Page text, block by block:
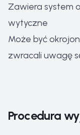
Zawiera system
wytyczne
Może być
zwracali uwagę
Procedura